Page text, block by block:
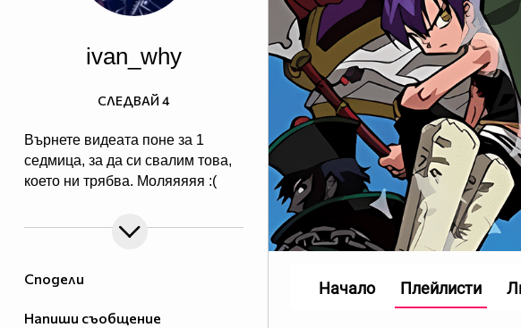
Сподели
Напиши съобщение
ivan_why
Върнете видеата поне за 1
седмица, за да си свалим това,
което ни трябва. Mоляяяяя :(
СЛЕДВАЙ 4
Начало Плейлисти